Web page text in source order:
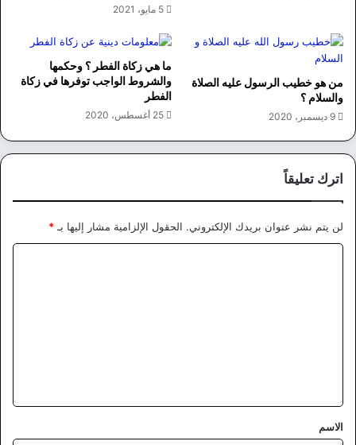
5 مايو، 2021
من هو خطيب الرسول عليه الصلاة
والسلام ؟
9 ديسمبر، 2020
ما هي زكاة الفطر ؟ وحكمها
والشروط الواجب توفرها في زكاة
الفطر
25 أغسطس، 2020
اترك تعليقاً
لن يتم نشر عنوان بريدك الإلكتروني. الحقول الإلزامية مشار إليها بـ *
*
الاسم